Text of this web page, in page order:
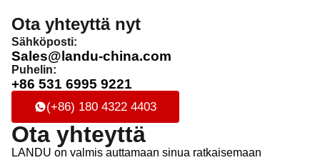
Ota yhteyttä nyt
Sähköposti:
Sales@landu-china.com
Puhelin:
+86 531 6995 9221
(+86) 180 4322 4403
Ota yhteyttä
LANDU on valmis auttamaan sinua ratkaisemaan